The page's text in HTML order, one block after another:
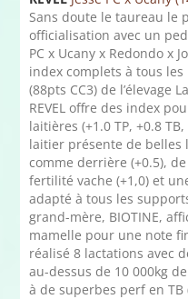
Sans doute le taureau le
officialisation avec un
PC x Ucany x Redondo x
index complets à tous
(88pts CC3) de l’élevage
REVEL offre des index
laitières (+1.0 TP, +0.8 TB,
laitier présente de belles
comme derrière (+0.5),
fertilité vache (+1,0) et
adapté à tous les
grand-mère, BIOTINE,
mamelle pour une note
réalisé 8 lactations avec
au-dessus de 10 000kg
à de superbes perf en TB